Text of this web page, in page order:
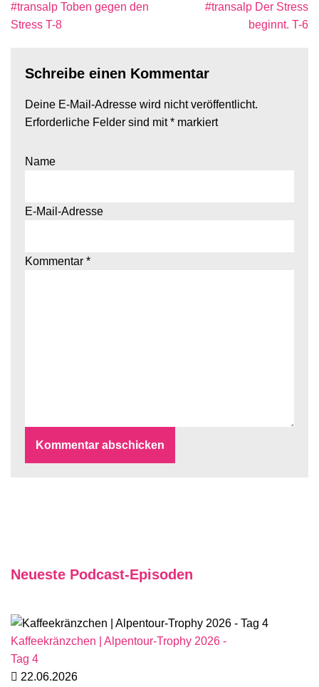
#transalp Toben gegen den
Stress T-8
#transalp Der Stress
beginnt. T-6
Schreibe einen Kommentar
Deine E-Mail-Adresse wird nicht veröffentlicht.
Erforderliche Felder sind mit* markiert
Name
E-Mail-Adresse
Kommentar *
Neueste Podcast-Episoden
Kaffeekränzchen | Alpentour-Trophy 2026 -
Tag 4
22.06.2026